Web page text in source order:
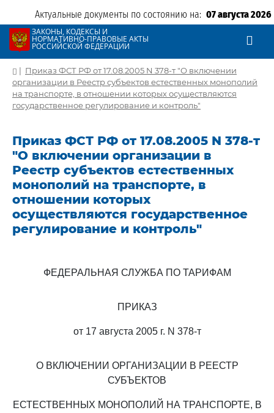
Актуальные документы по состоянию на: 07 августа 2026
ЗАКОНЫ, КОДЕКСЫ И
НОРМАТИВНО-ПРАВОВЫЕ АКТЫ
РОССИЙСКОЙ ФЕДЕРАЦИИ
| Приказ ФСТ РФ от 17.08.2005 N 378-т "О включении
организации в Реестр субъектов естественных монополий
на транспорте, в отношении которых осуществляются
государственное регулирование и контроль"
Приказ ФСТ РФ от 17.08.2005 N 378-т
"О включении организации в
Реестр субъектов естественных
монополий на транспорте, в
отношении которых
осуществляются государственное
регулирование и контроль"
ФЕДЕРАЛЬНАЯ СЛУЖБА ПО ТАРИФАМ
ПРИКАЗ
от 17 августа 2005 г. N 378-т
О ВКЛЮЧЕНИИ ОРГАНИЗАЦИИ В РЕЕСТР
СУБЪЕКТОВ
ЕСТЕСТВЕННЫХ МОНОПОЛИЙ НА ТРАНСПОРТЕ, В